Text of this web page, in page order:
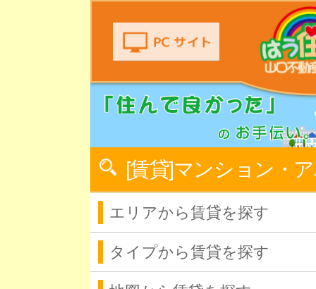
[賃貸]マンション・
エリアから賃貸を探す
タイプから賃貸を探す